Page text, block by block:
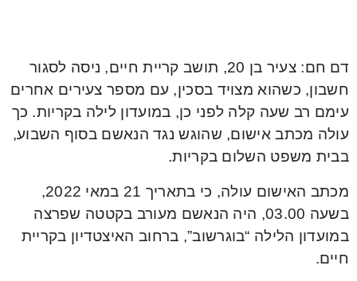
דם חם: צעיר בן 20, תושב קריית חיים, ניסה לסגור
חשבון, כשהוא מצויד בסכין, עם מספר צעירים אחרים
עימם רב שעה קלה לפני כן, במועדון לילה בקריות. כך
עולה מכתב אישום, שהוגש נגד הנאשם בסוף השבוע,
בבית משפט השלום בקריות.
מכתב האישום עולה, כי בתאריך 21 במאי 2022,
בשעה 03.00, היה הנאשם מעורב בקטטה שפרצה
במועדון הלילה “בוגרשוב”, ברחוב האיצטדיון בקריית
חיים.